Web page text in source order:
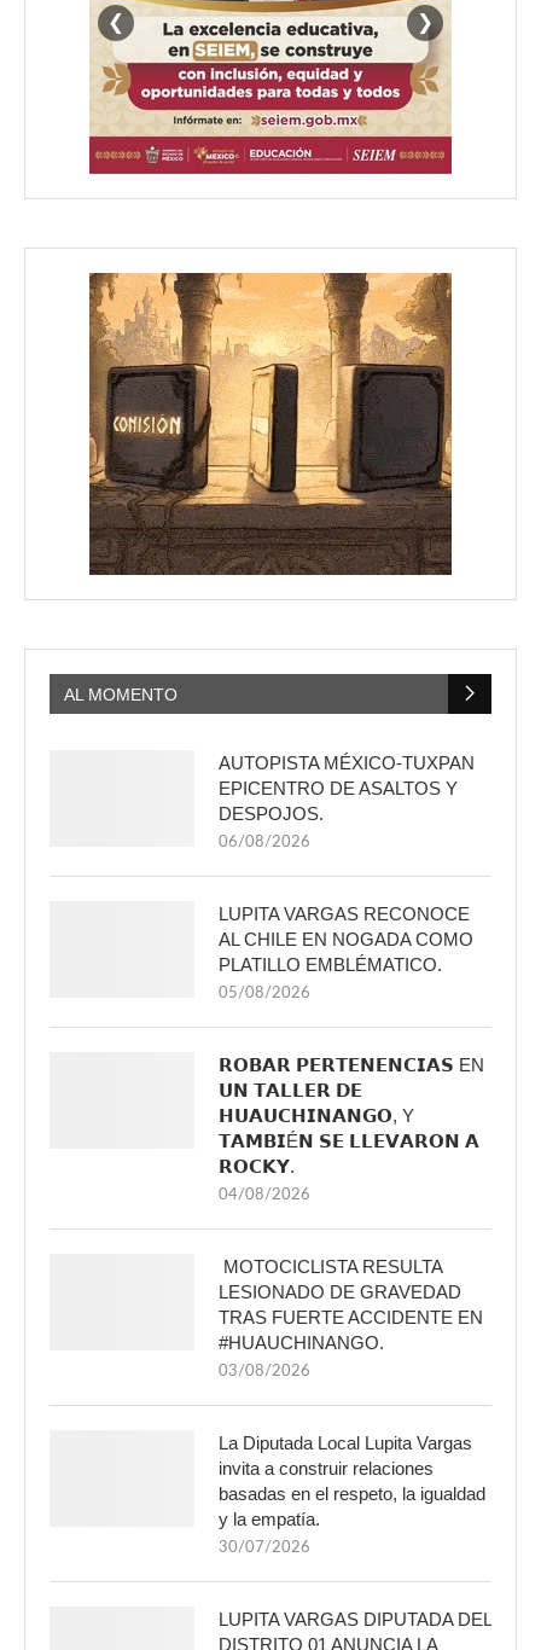
❮ ❯
AL MOMENTO
AUTOPISTA MÉXICO-TUXPAN
EPICENTRO DE ASALTOS Y
DESPOJOS.
06/08/2026
LUPITA VARGAS RECONOCE
AL CHILE EN NOGADA COMO
PLATILLO EMBLÉMATICO.
05/08/2026
𝗥𝗢𝗕𝗔𝗥 𝗣𝗘𝗥𝗧𝗘𝗡𝗘𝗡𝗖𝗜𝗔𝗦 EN
𝗨𝗡 𝗧𝗔𝗟𝗟𝗘𝗥 𝗗𝗘
𝗛𝗨𝗔𝗨𝗖𝗛𝗜𝗡𝗔𝗡𝗚𝗢, Y
𝗧𝗔𝗠𝗕𝗜É𝗡 𝗦𝗘 𝗟𝗟𝗘𝗩𝗔𝗥𝗢𝗡 𝗔
𝗥𝗢𝗖𝗞𝗬.
04/08/2026
MOTOCICLISTA RESULTA
LESIONADO DE GRAVEDAD
TRAS FUERTE ACCIDENTE EN
#HUAUCHINANGO.
03/08/2026
La Diputada Local Lupita Vargas
invita a construir relaciones
basadas en el respeto, la igualdad
y la empatía.
30/07/2026
LUPITA VARGAS DIPUTADA DEL
DISTRITO 01 ANUNCIA LA